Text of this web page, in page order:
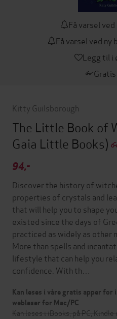
Få varsel
Få varsel ved
Legg til i
Kitty Guilsborough
The Little Book of
Gaia Little Books)
94,-
Discover the history of
properties of crystals and
that will help you to shape
existed since the days of
practiced as widely as other
More than spells and
lifestyle that can help you
confidence. With th…
Kan leses i våre gratis apper for
webleser for Mac/PC
Kan leses i iBooks, på PC,